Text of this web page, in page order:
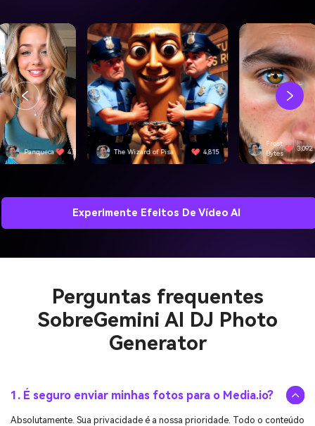
Wizard of Pisa 4,815
Frost
Bytes
3,092 SwiftEdge
Experimente Efeitos De Vídeo AI
Perguntas frequentes
SobreGemini AI DJ Photo
Generator
1. É seguro enviar minhas fotos para o Media.io?
Absolutamente. Sua privacidade é a nossa prioridade. Todo o conteúdo